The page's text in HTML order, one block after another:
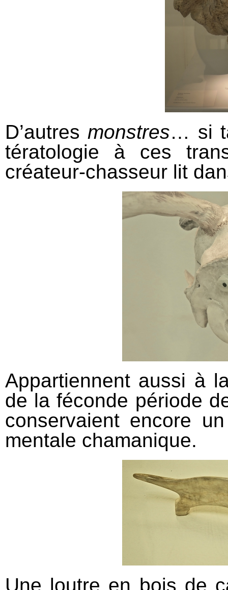
D’autres monstres… si
tératologie à ces
créateur-chasseur lit
Appartiennent aussi à
de la féconde période
conservaient encore
mentale chamanique.
Une loutre en bois de